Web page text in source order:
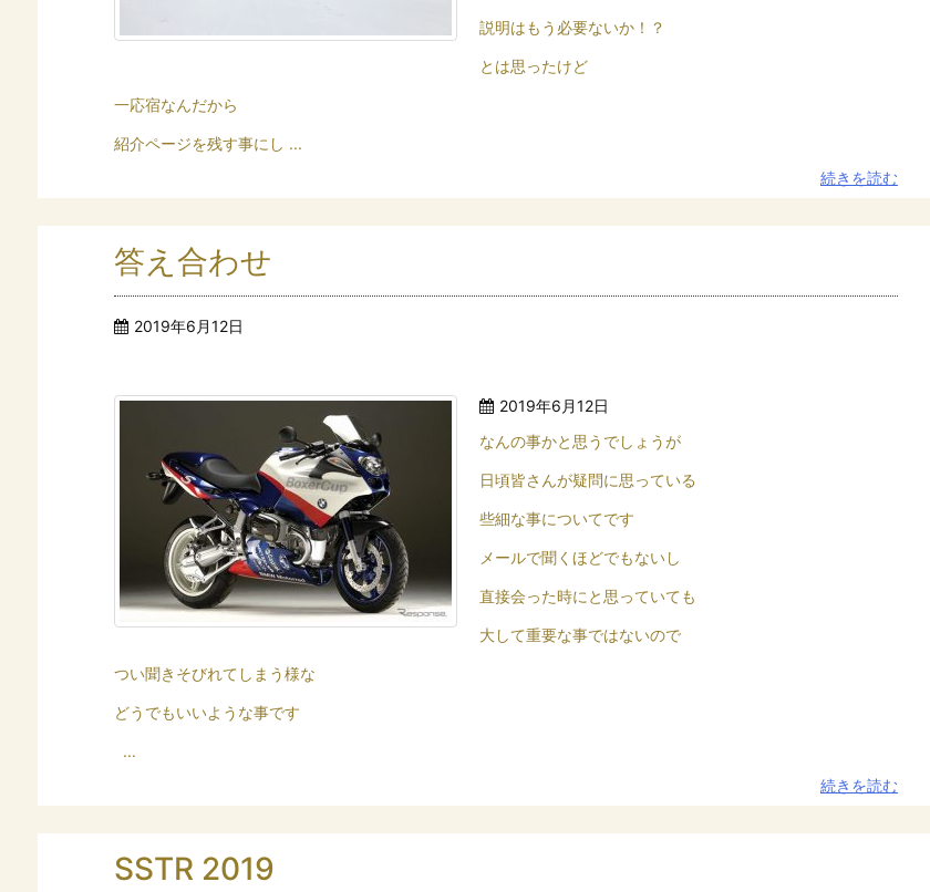
説明はもう必要ないか！？
とは思ったけど
一応宿なんだから
紹介ページを残す事にし ...
続きを読む
答え合わせ
2019年6月12日
2019年6月12日
なんの事かと思うでしょうが
日頃皆さんが疑問に思っている
些細な事についてです
メールで聞くほどでもないし
直接会った時にと思っていても
大して重要な事ではないので
つい聞きそびれてしまう様な
どうでもいいような事です
...
続きを読む
SSTR 2019